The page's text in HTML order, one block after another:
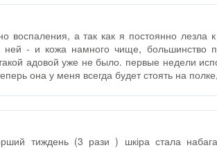
воспаления, а так как я постоянно лезла
ней - и кожа намного чище, большинство
адовой уже не было. первые недели
она у меня всегда будет стоять на
тиждень (3 рази ) шкіра стала